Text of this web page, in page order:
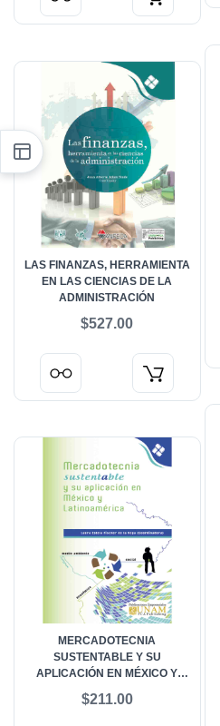
LAS FINANZAS, HERRAMIENTA
EN LAS CIENCIAS DE LA
ADMINISTRACIÓN
$527.00
MERCADOTECNIA
SUSTENTABLE Y SU
APLICACIÓN EN MÉXICO Y
$211.00